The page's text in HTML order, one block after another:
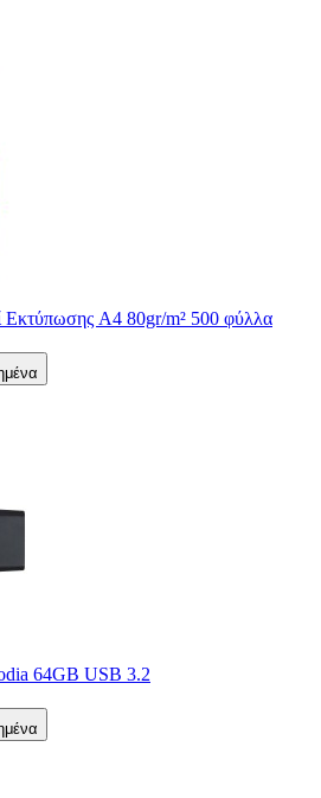
A4 80gr/m² 500 φύλλα
64GB USB 3.2